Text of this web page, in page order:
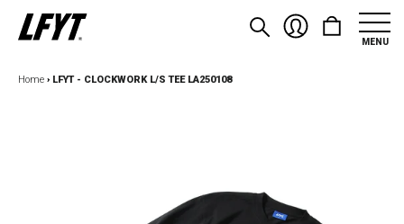
MENU
Home › LFYT - CLOCKWORK L/S TEE LA250108